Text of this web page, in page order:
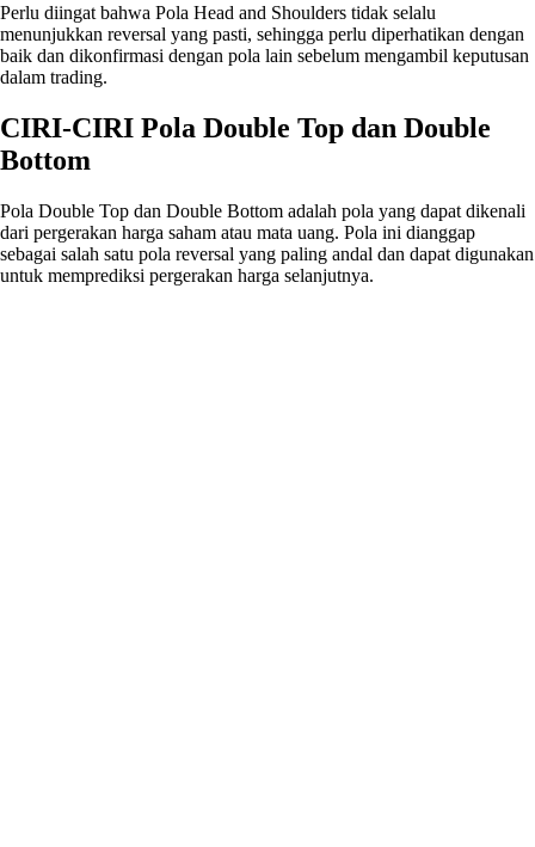
Perlu diingat bahwa Pola Head and Shoulders tidak selalu
menunjukkan reversal yang pasti, sehingga perlu diperhatikan dengan
baik dan dikonfirmasi dengan pola lain sebelum mengambil keputusan
dalam trading.
CIRI-CIRI Pola Double Top dan Double
Bottom
Pola Double Top dan Double Bottom adalah pola yang dapat dikenali
dari pergerakan harga saham atau mata uang. Pola ini dianggap
sebagai salah satu pola reversal yang paling andal dan dapat digunakan
untuk memprediksi pergerakan harga selanjutnya.